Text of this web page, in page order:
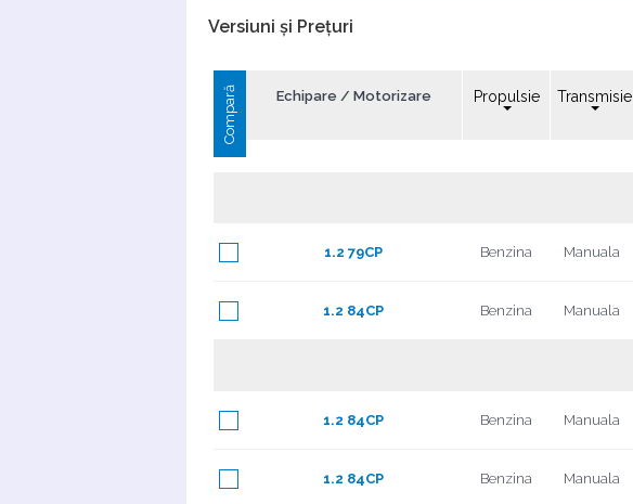
Versiuni și Prețuri
Compară Echipare / Motorizare Propulsie Transmisie
1.2 79CP Benzina Manuala
1.2 84CP Benzina Manuala
1.2 84CP Benzina Manuala
1.2 84CP Benzina Manuala